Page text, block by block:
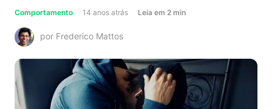
Comportamento 14 anos atrás Leia about
homens
traem?
em 2 min
por Frederico Mattos